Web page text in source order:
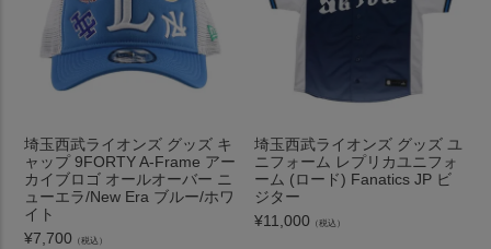
埼玉西武ライオンズ グッズ キ
ャップ 9FORTY A-Frame アー
カイブロゴ オールオーバー ニ
ューエラ/New Era ブルー/ホワ
イト
¥7,700 （税込）
埼玉西武ライオンズ グッズ ユ
ニフォーム レプリカユニフォ
ーム (ロード) Fanatics JP ビ
ジター
¥11,000 （税込）